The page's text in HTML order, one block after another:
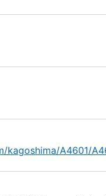
kagoshima/A4601/